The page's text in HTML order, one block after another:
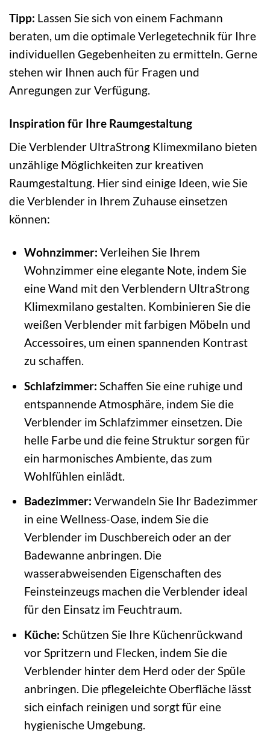
Tipp: Lassen Sie sich von einem Fachmann
beraten, um die optimale Verlegetechnik für Ihre
individuellen Gegebenheiten zu ermitteln. Gerne
stehen wir Ihnen auch für Fragen und
Anregungen zur Verfügung.
Inspiration für Ihre Raumgestaltung
Die Verblender UltraStrong Klimexmilano bieten
unzählige Möglichkeiten zur kreativen
Raumgestaltung. Hier sind einige Ideen, wie Sie
die Verblender in Ihrem Zuhause einsetzen
können:
Wohnzimmer: Verleihen Sie Ihrem
Wohnzimmer eine elegante Note, indem Sie
eine Wand mit den Verblendern UltraStrong
Klimexmilano gestalten. Kombinieren Sie die
weißen Verblender mit farbigen Möbeln und
Accessoires, um einen spannenden Kontrast
zu schaffen.
Schlafzimmer: Schaffen Sie eine ruhige und
entspannende Atmosphäre, indem Sie die
Verblender im Schlafzimmer einsetzen. Die
helle Farbe und die feine Struktur sorgen für
ein harmonisches Ambiente, das zum
Wohlfühlen einlädt.
Badezimmer: Verwandeln Sie Ihr Badezimmer
in eine Wellness-Oase, indem Sie die
Verblender im Duschbereich oder an der
Badewanne anbringen. Die
wasserabweisenden Eigenschaften des
Feinsteinzeugs machen die Verblender ideal
für den Einsatz im Feuchtraum.
Küche: Schützen Sie Ihre Küchenrückwand
vor Spritzern und Flecken, indem Sie die
Verblender hinter dem Herd oder der Spüle
anbringen. Die pflegeleichte Oberfläche lässt
sich einfach reinigen und sorgt für eine
hygienische Umgebung.